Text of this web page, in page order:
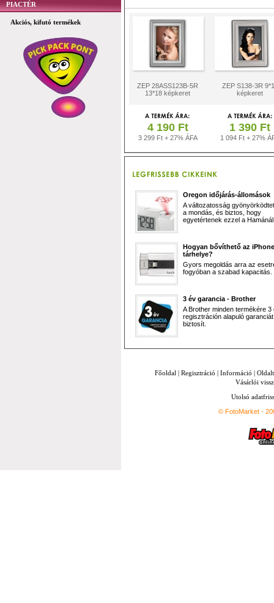
PIACTÉR
Akciós, kifutó termékek
ZEP 28ASS123B-5R
13*18 képkeret
ZEP S138-3R
képkeret
4 190 Ft
3 299 Ft + 27% ÁFA
1 390 Ft
1 094 Ft + 27%
Oregon időjárás-állomások
A változatosság
a mondás, és biztos, hogy
egyetértenek ezzel a
Hogyan bővíthető az iPhone
tárhelye?
Gyors megoldás arra az
fogyóban a szabad kapacitás.
3 év garancia - Brother
A Brother minden termékére 3
regisztráción alapuló garanciát
biztosít.
Főoldal | Regisztráció | Információ |
Vásárlói
Utolsó
© FotoMarket -